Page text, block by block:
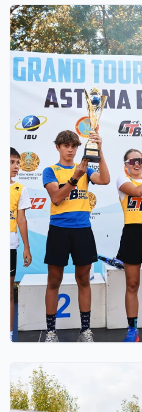
10 миллионов тенге
Ербола Хамитова и
прошел финал GRAND
Астане
ФИНАЛ: В АСТАНЕ
ЗАКЛЮЧИТЕЛЬНЫЙ ЭТАП
BIATHLON